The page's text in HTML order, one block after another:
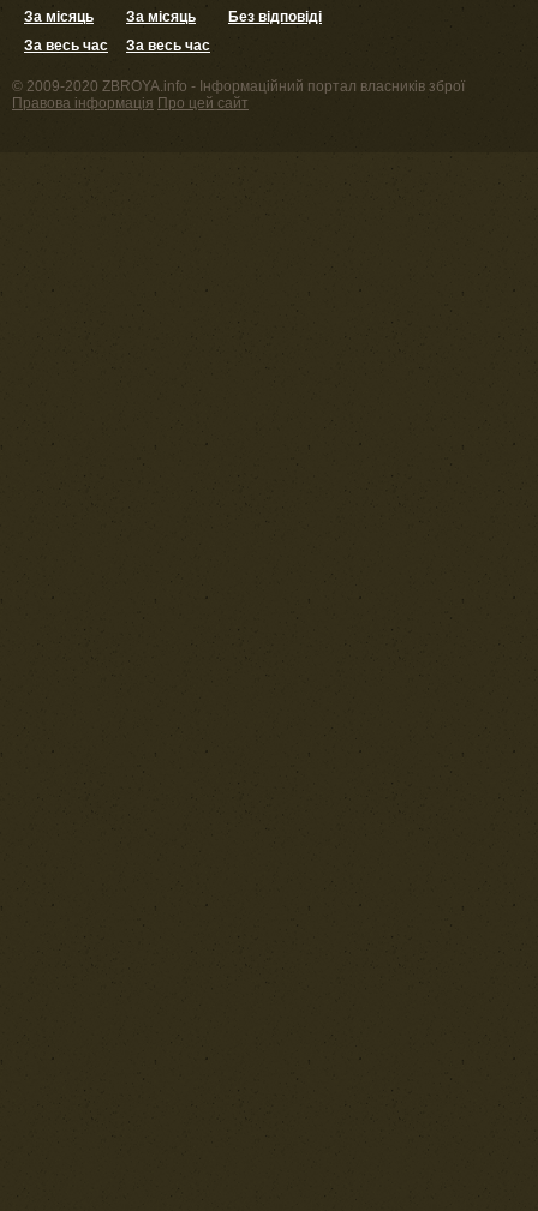
За місяць
За весь час
За місяць
За весь час
Без відповіді
© 2009-2020 ZBROYA.info - Інформаційний портал власників зброї
Правова інформація Про цей сайт